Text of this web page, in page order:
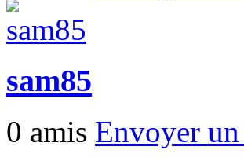
sam85
0 amis Envoyer